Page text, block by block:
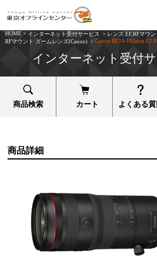
HOME > インターネット受付サービス > レンズ EF,RFマウン
RFマウント ズームレンズ(Canon) > Canon RF24-105mm
インターネット受付
商品検索 カート よくある質
商品詳細